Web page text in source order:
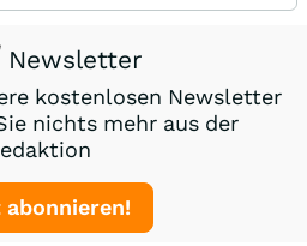
Newsletter
kostenlosen Newsletter
nichts mehr aus der